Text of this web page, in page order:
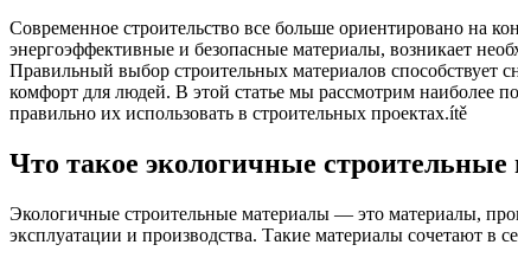
Современное строительство все больше ориентировано на
энергоэффективные и безопасные материалы, возникает
Правильный выбор строительных материалов способствует
комфорт для людей. В этой статье мы рассмотрим наиболее
правильно их использовать в строительных проектах.ítě
Что такое экологичные
Экологичные строительные материалы — это материалы,
эксплуатации и производства. Такие материалы сочетают в